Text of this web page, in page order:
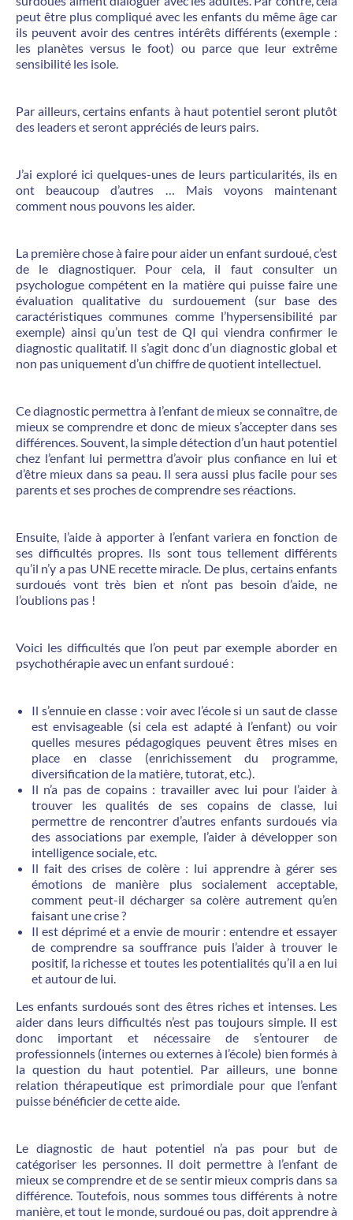
peut être plus compliqué avec les enfants du même âge car
ils peuvent avoir des centres intérêts différents (exemple :
les planètes versus le foot) ou parce que leur extrême
sensibilité les isole.
Par ailleurs, certains enfants à haut potentiel seront plutôt
des leaders et seront appréciés de leurs pairs.
J’ai exploré ici quelques-unes de leurs particularités, ils en
ont beaucoup d’autres … Mais voyons maintenant
comment nous pouvons les aider.
La première chose à faire pour aider un enfant surdoué, c’est
de le diagnostiquer. Pour cela, il faut consulter un
psychologue compétent en la matière qui puisse faire une
évaluation qualitative du surdouement (sur base des
caractéristiques communes comme l’hypersensibilité par
exemple) ainsi qu’un test de QI qui viendra confirmer le
diagnostic qualitatif. Il s’agit donc d’un diagnostic global et
non pas uniquement d’un chiffre de quotient intellectuel.
Ce diagnostic permettra à l’enfant de mieux se connaître, de
mieux se comprendre et donc de mieux s’accepter dans ses
différences. Souvent, la simple détection d’un haut potentiel
chez l’enfant lui permettra d’avoir plus confiance en lui et
d’être mieux dans sa peau. Il sera aussi plus facile pour ses
parents et ses proches de comprendre ses réactions.
Ensuite, l’aide à apporter à l’enfant variera en fonction de
ses difficultés propres. Ils sont tous tellement différents
qu’il n’y a pas UNE recette miracle. De plus, certains enfants
surdoués vont très bien et n’ont pas besoin d’aide, ne
l’oublions pas !
Voici les difficultés que l’on peut par exemple aborder en
psychothérapie avec un enfant surdoué :
Il s’ennuie en classe : voir avec l’école si un saut de classe
est envisageable (si cela est adapté à l’enfant) ou voir
quelles mesures pédagogiques peuvent êtres mises en
place en classe (enrichissement du programme,
diversification de la matière, tutorat, etc.).
Il n’a pas de copains : travailler avec lui pour l’aider à
trouver les qualités de ses copains de classe, lui
permettre de rencontrer d’autres enfants surdoués via
des associations par exemple, l’aider à développer son
intelligence sociale, etc.
Il fait des crises de colère : lui apprendre à gérer ses
émotions de manière plus socialement acceptable,
comment peut-il décharger sa colère autrement qu’en
faisant une crise ?
Il est déprimé et a envie de mourir : entendre et essayer
de comprendre sa souffrance puis l’aider à trouver le
positif, la richesse et toutes les potentialités qu’il a en lui
et autour de lui.
Les enfants surdoués sont des êtres riches et intenses. Les
aider dans leurs difficultés n’est pas toujours simple. Il est
donc important et nécessaire de s’entourer de
professionnels (internes ou externes à l’école) bien formés à
la question du haut potentiel. Par ailleurs, une bonne
relation thérapeutique est primordiale pour que l’enfant
puisse bénéficier de cette aide.
Le diagnostic de haut potentiel n’a pas pour but de
catégoriser les personnes. Il doit permettre à l’enfant de
mieux se comprendre et de se sentir mieux compris dans sa
différence. Toutefois, nous sommes tous différents à notre
manière, et tout le monde, surdoué ou pas, doit apprendre à